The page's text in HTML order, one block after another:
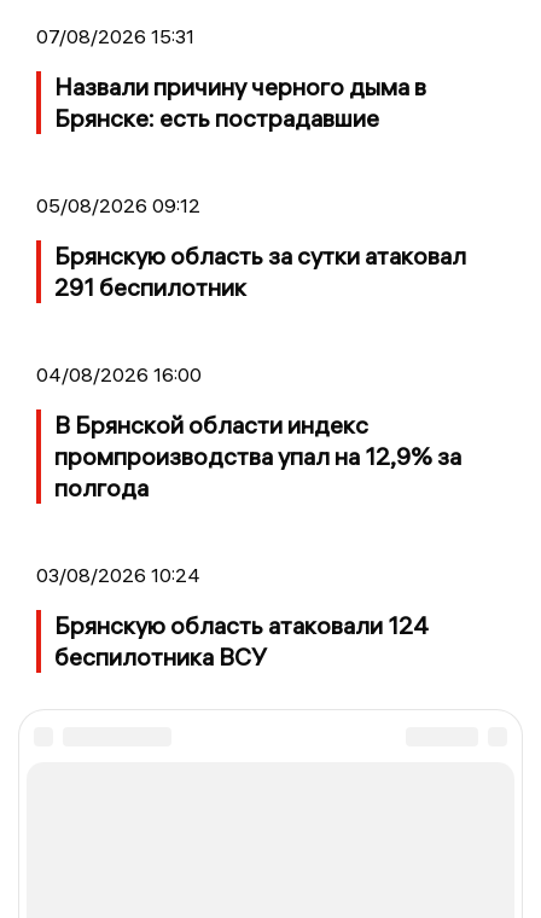
07/08/2026 15:31
Назвали причину черного дыма в
Брянске: есть пострадавшие
05/08/2026 09:12
Брянскую область за сутки атаковал
291 беспилотник
04/08/2026 16:00
В Брянской области индекс
промпроизводства упал на 12,9% за
полгода
03/08/2026 10:24
Брянскую область атаковали 124
беспилотника ВСУ